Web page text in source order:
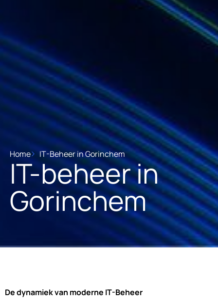
Home IT-Beheer in Gorinchem
IT-beheer in
Gorinchem
De dynamiek van moderne IT-Beheer